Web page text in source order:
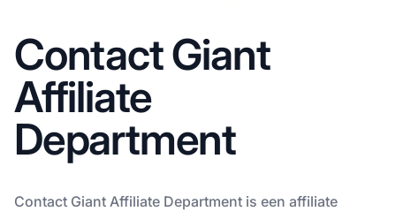
Contact Giant
Affiliate
Department
Contact Giant Affiliate Department is een affiliate